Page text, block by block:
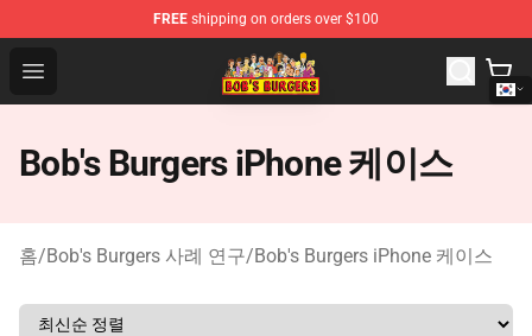
FREE shipping on orders over $100
Open menu
Bob's Burgers Store - Official Bob's Burgers Merchandise
Bob's Burgers iPhone 케이스
홈/Bob's Burgers 사례 연구/Bob's Burgers iPhone 케이스